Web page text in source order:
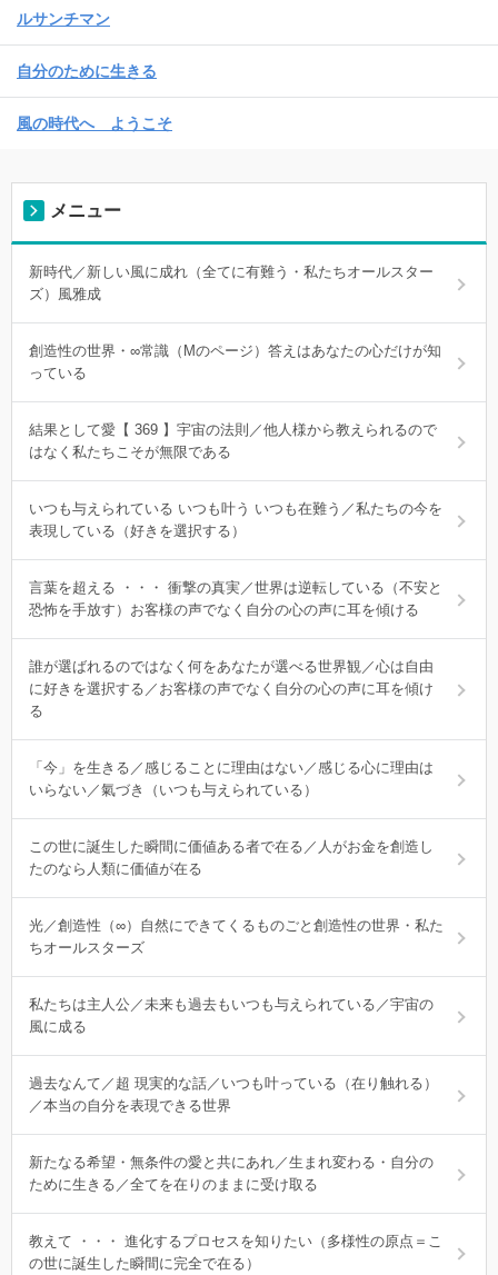
ルサンチマン
自分のために生きる
風の時代へ ようこそ
メニュー
新時代／新しい風に成れ（全てに有難う・私たちオールスター
ズ）風雅成
創造性の世界・∞常識（Mのページ）答えはあなたの心だけが知
っている
結果として愛【 369 】宇宙の法則／他人様から教えられるので
はなく私たちこそが無限である
いつも与えられている いつも叶う いつも在難う／私たちの今を
表現している（好きを選択する）
言葉を超える ・・・ 衝撃の真実／世界は逆転している（不安と
恐怖を手放す）お客様の声でなく自分の心の声に耳を傾ける
誰が選ばれるのではなく何をあなたが選べる世界観／心は自由
に好きを選択する／お客様の声でなく自分の心の声に耳を傾け
る
「今」を生きる／感じることに理由はない／感じる心に理由は
いらない／氣づき（いつも与えられている）
この世に誕生した瞬間に価値ある者で在る／人がお金を創造し
たのなら人類に価値が在る
光／創造性（∞）自然にできてくるものごと創造性の世界・私た
ちオールスターズ
私たちは主人公／未来も過去もいつも与えられている／宇宙の
風に成る
過去なんて／超 現実的な話／いつも叶っている（在り触れる）
／本当の自分を表現できる世界
新たなる希望・無条件の愛と共にあれ／生まれ変わる・自分の
ために生きる／全てを在りのままに受け取る
教えて ・・・ 進化するプロセスを知りたい（多様性の原点＝こ
の世に誕生した瞬間に完全で在る）